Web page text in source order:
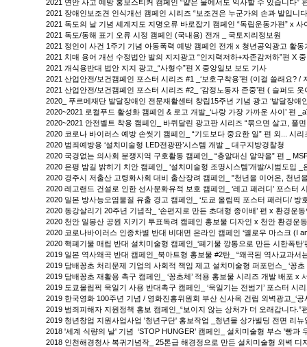
2021 연안 사고 예방 홍보스티커 캠페인 “얕은 물에서도 익사할 수 있습니다”
2021 장애인보조견 인식개선 캠페인 시리즈 “보조견은 누군가의 손과 발입니
2021 독도의 날 기념 셰계지도 지명오류 바로잡기 캠페인 “독립운동가편” x 사
2021 독도/동해 표기 오류 시정 캠페인 (국내용) 전개 _ 국토지리정보원
2021 정인이 사건 1주기 기념 아동폭력 예방 캠페인 전개 x 청년공익광고 활동
2021 치매 용어 개선 수정법안 발의 지지광고 “인지력저하+자존감저하”편 X
2021 개식용반대 법안 지지 광고_“사형수”편 X 중앙일보 보도 기사
2021 산업안전/보건캠페인 포스터 시리즈 #1 _‘보호구착용’편 (이걸 쓸래요?
2021 산업안전/보건캠페인 포스터 시리즈 #2_ ‘감정노동자 존중’편 ( 슬퍼도
2020_ 푸르메재단 발달장애인 전문재활센터 창립15주년 기념 광고 ‘발달장애
2020~2021 로컬푸드 활성화 캠페인 & 로고 개발_‘나랑 가장 가까운 사이’ 편
2020~2021 안전벨트 착용 캠페인_ 바퀴달린 광고판 시리즈 “묶으면 살고, 풀
2020 코로나 바이러스 예방 손씻기 캠페인_ “기도보다 중요한 일” 편 외... 시
2020 범죄예방용 ‘설치미술형 LED전광판’시스템 개발 _ 대구지방경찰청
2020 국경없는 의사회 분쟁지역 구호활동 캠페인_ “총알대신 알약을” 편 _
2020 은평 밤길 밝히기 치안 캠페인_ ‘설치미술형 조명시스템’개발/시범도입
2020 경주시 저출산 고령화사회 대비 출산장려 캠페인_ "천년을 이어온, 천년
2020 레고랜드 건설로 인한 선사문화유적 보호 캠페인_ ‘레고 패러디’ 포스터
2020 일본 방사능오염물질 유출 경고 캠페인_ ‘도쿄 올림픽 포스터 패러디/
2020 동강살리기 20주년 기념작_ ‘손편지로 만든 초대형 종이배’ 편 x 환경운
2020 천안 일봉산 공원 지키기 투표독려 캠페인 홍보물 디자인 x 천안 환경운
2020 코로나바이러스 인종차별 반대 비대면 온라인 캠페인 ‘옐로우 마스크 (I
2020 핵폐기물 매립 반대 설치미술형 캠페인_‘폐기물 깡통으로 만든 시한폭탄
2019 일본 역사왜곡 반대 캠페인_북아트형 홍보물 #2탄_ “왜곡된 역사교과
2019 담배꽁초 처리문제 기업의 사회적 책임 제고 설치미술형 퍼포먼스_ ‘꽁
2019 담배꽁초 재활용 촉구 캠페인_ ‘꽁초체’ 적용 홍보물 시리즈 개발 배포 x
2019 도쿄올림픽 욱일기 사용 반대촉구 캠페인_ ‘욱일기는 전범기’ 포스터 시
2019 한국영화 100주년 기념 / 영화진흥위원회 부산 신사옥 건립 외벽광고_‘
2019 범죄피해자 지원정책 홍보 캠페인_“보이지 않는 상처가 더 오래갑니다.”
2019 청년창업 지원사업사업 '청년구단' 홍보작업 _청년몰 상가빌딩 전면 리뉴
2018 '세계 식량의 날' 기념 ‘STOP HUNGER’ 캠페인_ 설치미술형 부스 '빵과
2018 인천해경청사 복귀기념작_ 25톤급 해경정으로 만든 설치미술형 외벽 디